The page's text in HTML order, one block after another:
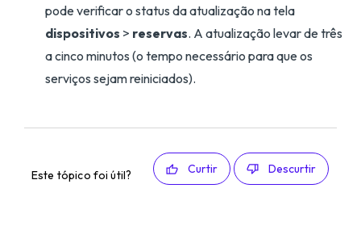
pode verificar o status da atualização na tela
dispositivos > reservas. A atualização levar de três
a cinco minutos (o tempo necessário para que os
serviços sejam reiniciados).
Este tópico foi útil? Curtir Descurtir